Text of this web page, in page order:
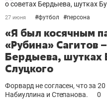
27 июня #футбол #персона
«Я был косячным
«Рубина» Сагитов
Бердыева, шутках
Слуцкого
Форвард не согласен, что за
Набиуллина и Степанова.
0